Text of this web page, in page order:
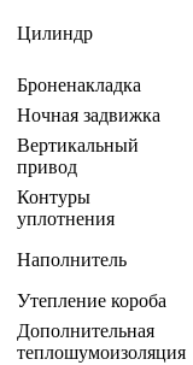
Цилиндр
Броненакладка
Ночная задвижка
Вертикальный
привод
Контуры
уплотнения
Наполнитель
Утепление короба
Дополнительная
теплошумоизоляция